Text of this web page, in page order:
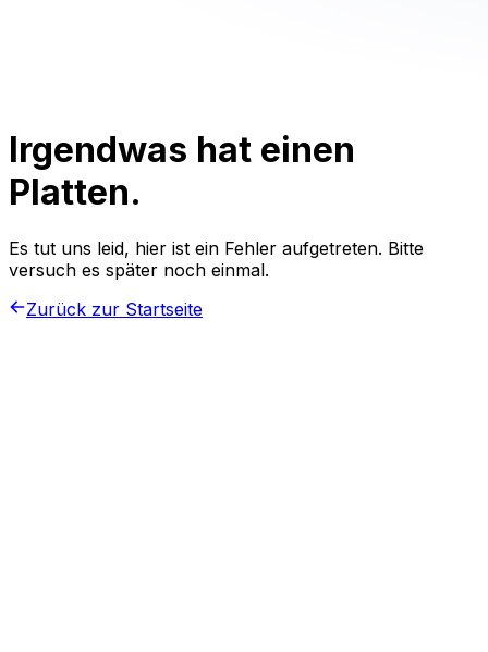
Irgendwas hat einen
Platten.
Es tut uns leid, hier ist ein Fehler aufgetreten. Bitte
versuch es später noch einmal.
Zurück zur Startseite